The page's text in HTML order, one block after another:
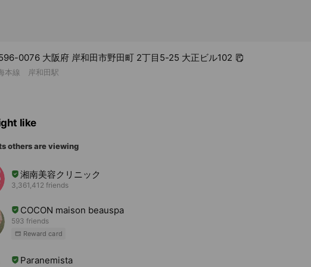
0076 大阪府 岸和田市野田町 2丁目5-25 大正ビル102
本線 岸和田駅
like
others are viewing
湘南美容クリニック
3,361,412 friends
COCON maison beauspa
593 friends
Reward card
Paranemista